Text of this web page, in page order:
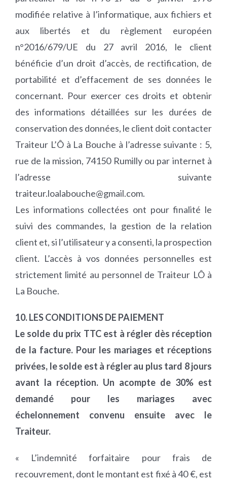
modifiée relative à l’informatique, aux fichiers et
aux libertés et du règlement européen
n°2016/679/UE du 27 avril 2016, le client
bénéficie d’un droit d’accès, de rectification, de
portabilité et d’effacement de ses données le
concernant. Pour exercer ces droits et obtenir
des informations détaillées sur les durées de
conservation des données, le client doit contacter
Traiteur L’Ô à La Bouche à l’adresse suivante : 5,
rue de la mission, 74150 Rumilly ou par internet à
l’adresse suivante
traiteur.loalabouche@gmail.com.
Les informations collectées ont pour finalité le
suivi des commandes, la gestion de la relation
client et, si l’utilisateur y a consenti, la prospection
client. L’accès à vos données personnelles est
strictement limité au personnel de Traiteur LÔ à
La Bouche.
10. LES CONDITIONS DE PAIEMENT
Le solde du prix TTC est à régler dès réception
de la facture. Pour les mariages et réceptions
privées, le solde est à régler au plus tard 8 jours
avant la réception. Un acompte de 30% est
demandé pour les mariages avec
échelonnement convenu ensuite avec le
Traiteur.
« L’indemnité forfaitaire pour frais de
recouvrement, dont le montant est fixé à 40 €, est